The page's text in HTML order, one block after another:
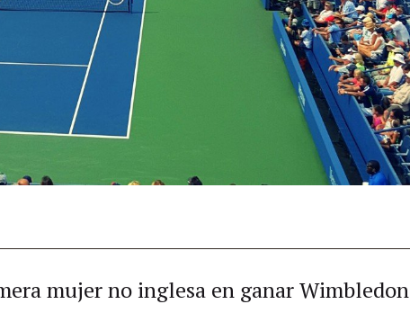
mujer no inglesa en ganar Wimbledon